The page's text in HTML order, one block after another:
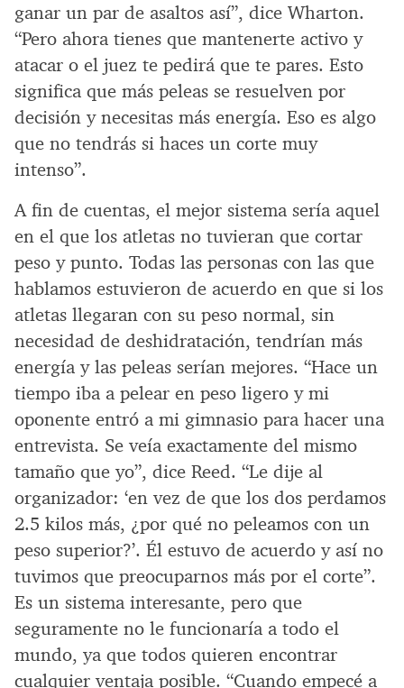
ganar un par de asaltos así”, dice Wharton.
“Pero ahora tienes que mantenerte activo y
atacar o el juez te pedirá que te pares. Esto
significa que más peleas se resuelven por
decisión y necesitas más energía. Eso es algo
que no tendrás si haces un corte muy
intenso”.
A fin de cuentas, el mejor sistema sería aquel
en el que los atletas no tuvieran que cortar
peso y punto. Todas las personas con las que
hablamos estuvieron de acuerdo en que si los
atletas llegaran con su peso normal, sin
necesidad de deshidratación, tendrían más
energía y las peleas serían mejores. “Hace un
tiempo iba a pelear en peso ligero y mi
oponente entró a mi gimnasio para hacer una
entrevista. Se veía exactamente del mismo
tamaño que yo”, dice Reed. “Le dije al
organizador: ‘en vez de que los dos perdamos
2.5 kilos más, ¿por qué no peleamos con un
peso superior?’. Él estuvo de acuerdo y así no
tuvimos que preocuparnos más por el corte”.
Es un sistema interesante, pero que
seguramente no le funcionaría a todo el
mundo, ya que todos quieren encontrar
cualquier ventaja posible. “Cuando empecé a